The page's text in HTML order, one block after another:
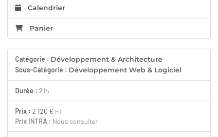
Calendrier
Panier
Catégorie : Développement & Architecture
Sous-Catégorie : Développement Web & Logiciel
Durée : 21h
Prix : 2 120 € HT
Prix INTRA : Nous consulter